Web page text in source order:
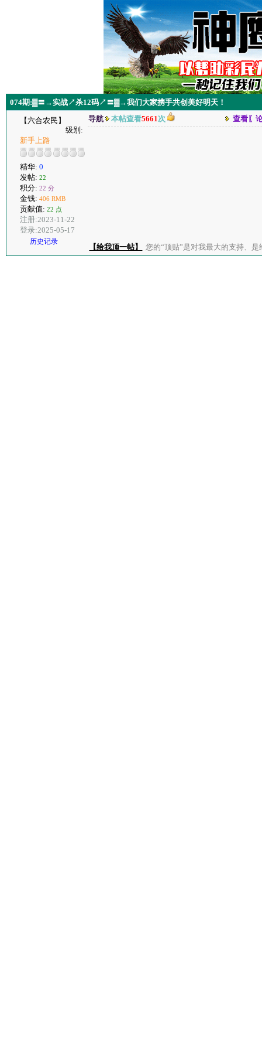
074期:▓〓→实战↗杀12码↗〓▓→我们大家携手共创美好明天！
【六合农民】
级别:
新手上路
精华: 0
发帖: 22
积分: 22 分
金钱: 406 RMB
贡献值: 22 点
注册:2023-11-22
登录:2025-05-17
历史记录
导航 本帖查看5661次 查看〖
【给我顶一帖】 您的“顶贴”是对我最大的支持、